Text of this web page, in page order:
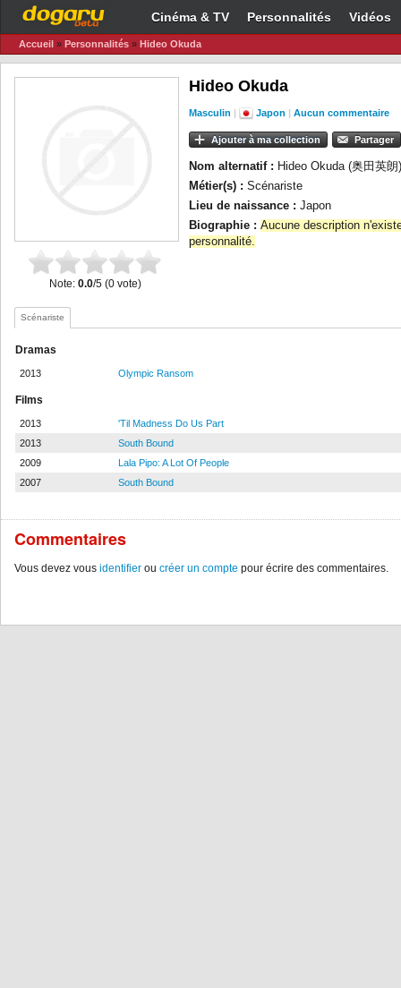
Cinéma & TV Personnalités Vidéos
Accueil » Personnalités » Hideo Okuda
Note: 0.0/5 (0 vote)
Hideo Okuda
Masculin | Japon | Aucun commentaire
Ajouter à ma collection Partager
Nom alternatif : Hideo Okuda (奥田英朗)
Métier(s) : Scénariste
Lieu de naissance : Japon
Biographie : Aucune description
personnalité.
Scénariste
Dramas
2013 Olympic Ransom
Films
2013
'Til Madness Do Us Part
2013
South Bound
2009
Lala Pipo: A Lot Of People
2007
South Bound
Commentaires
Vous devez vous identifier ou créer un compte pour écrire des commentaires.